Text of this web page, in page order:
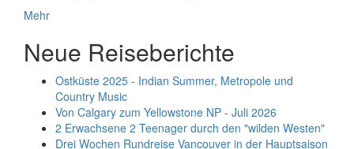
Mehr
Neue Reiseberichte
Ostküste 2025 - Indian Summer, Metropole und
Country Music
Von Calgary zum Yellowstone NP - Juli 2026
2 Erwachsene 2 Teenager durch den "wilden Westen"
Drei Wochen Rundreise Vancouver in der Hauptsaison